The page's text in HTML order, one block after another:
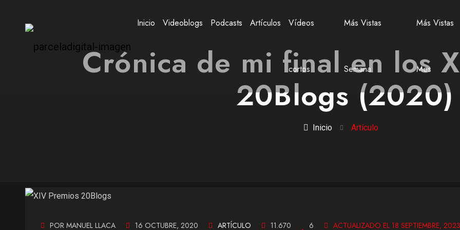
Inicio Videoblogs Podcasts Artículos Vídeos
cortos
Más Vistas
Semana
Más Vistas
Mes
Crónica de mi final en los
20Blogs (2020)
Inicio Artículo
POR MANUEL LLACA 16 OCTUBRE, 2020 ARTÍCULO 11.670 6 ACTUALIZADO EL 18 SEPTIEMBRE, 2023